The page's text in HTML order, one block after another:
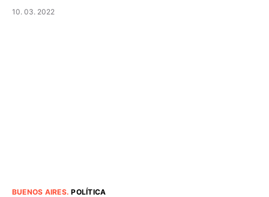
10. 03. 2022
BUENOS AIRES.POLÍTICA